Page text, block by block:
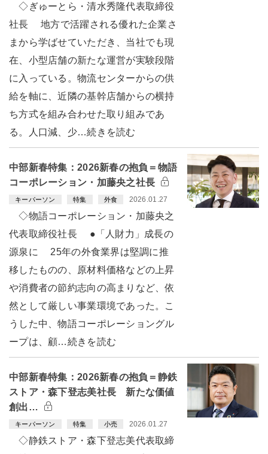
◇ぎゅーとら・清水秀隆代表取締役
社長 地方で活躍される優れた企業さ
まから学ばせていただき、当社でも現
在、小型店舗の新たな運営が実験段階
に入っている。物流センターからの供
給を軸に、近隣の基幹店舗からの横持
ち方式を組み合わせた取り組みであ
る。人口減、少…続きを読む
中部新春特集：2026新春の抱負＝物語
コーポレーション・加藤央之社長
キーパーソン 特集 外食 2026.01.27
◇物語コーポレーション・加藤央之
代表取締役社長 ●「人財力」成長の
源泉に 25年の外食業界は堅調に推
移したものの、原材料価格などの上昇
や消費者の節約志向の高まりなど、依
然として厳しい事業環境であった。こ
うした中、物語コーポレーショングル
ープは、顧…続きを読む
中部新春特集：2026新春の抱負＝静鉄
ストア・森下登志美社長 新たな価値
創出…
キーパーソン 特集 小売 2026.01.27
◇静鉄ストア・森下登志美代表取締